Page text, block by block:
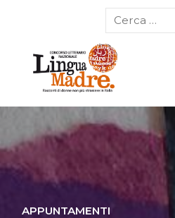
APPUNTAMENTI